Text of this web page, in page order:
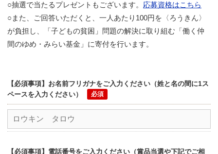
○抽選で当たるプレゼントもございます。 応募資格はこちら
○また、ご回答いただくと、一人あたり100円を〈ろうきん〉
が負担し、「子どもの貧困」問題の解決に取り組む「働く仲
間のゆめ・みらい基金」に寄付を行います。
【必須事項】お名前フリガナをご入力ください（姓と名の間に1ス
ペースを入力ください）
【必須事項】電話番号をご入力ください（賞品当選や下記でご相